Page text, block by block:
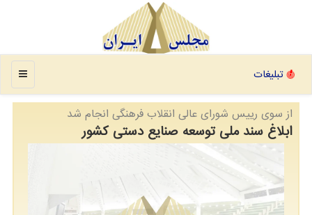
منو تبلیغات
از سوی رییس شورای عالی انقلاب فرهنگی انجام شد
ابلاغ سند ملی توسعه صنایع دستی کشور